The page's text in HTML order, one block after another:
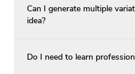
Can I generate multiple
idea?
Do I need to learn